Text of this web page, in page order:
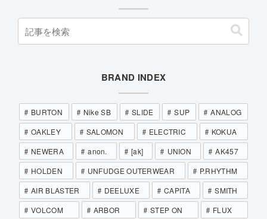
BRAND INDEX
BURTON Nike SB SLIDE SUP
ANALOG
OAKLEY
SALOMON ELECTRIC
KOKUA
NEWERA
anon. [ak] UNION
AK457
HOLDEN
UNFUDGE OUTERWEAR
P.RHYTHM
AIR BLASTER
DEELUXE CAPITA
SMITH
VOLCOM
ARBOR STEP ON
FLUX